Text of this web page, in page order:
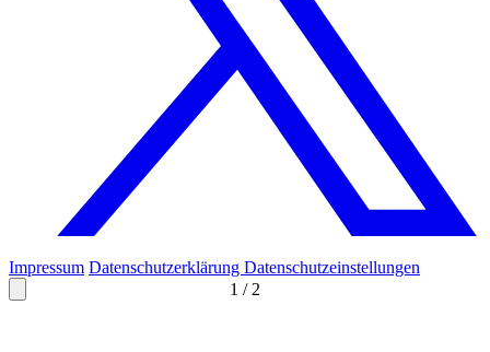
1 / 2
Impressum Datenschutzerklärung Datenschutzeinstellungen